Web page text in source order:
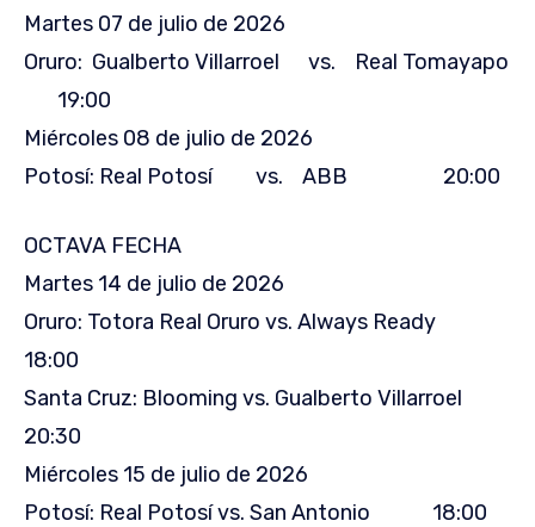
Martes 07 de julio de 2026
Oruro: Gualberto Villarroel vs. Real Tomayapo
19:00
Miércoles 08 de julio de 2026
Potosí: Real Potosí vs. ABB 20:00
OCTAVA FECHA
Martes 14 de julio de 2026
Oruro: Totora Real Oruro vs. Always Ready
18:00
Santa Cruz: Blooming vs. Gualberto Villarroel
20:30
Miércoles 15 de julio de 2026
Potosí: Real Potosí vs. San Antonio 18:00